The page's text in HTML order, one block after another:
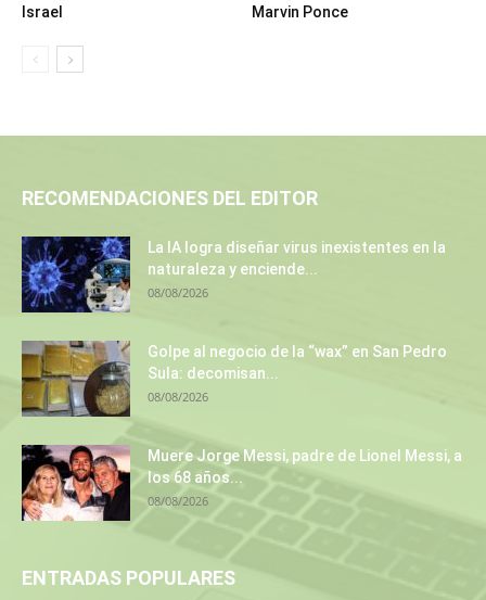
Israel
Marvin Ponce
RECOMENDACIONES DEL EDITOR
La IA logra diseñar virus inexistentes en la
naturaleza y enciende...
08/08/2026
Golpe al negocio de la “wax” en San Pedro
Sula: decomisan...
08/08/2026
Muere Jorge Messi, padre de Lionel Messi, a
los 68 años...
08/08/2026
ENTRADAS POPULARES